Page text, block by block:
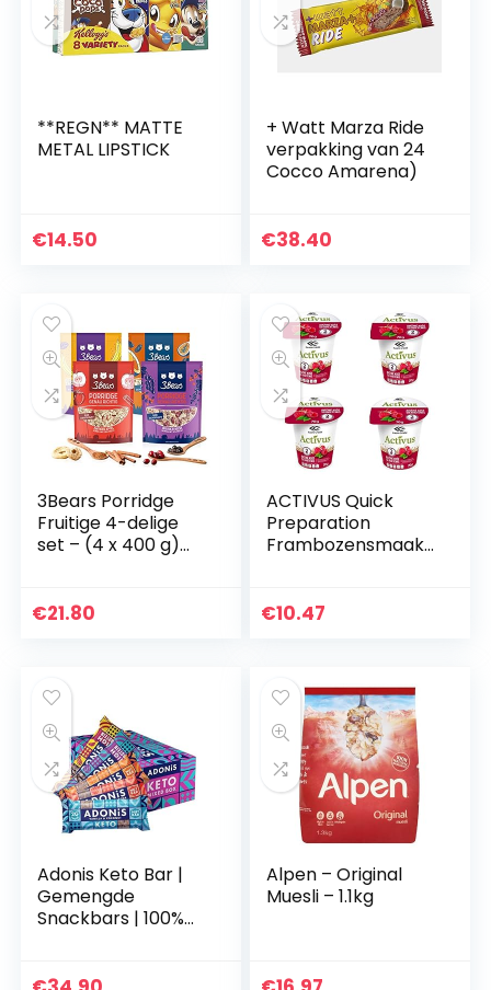
**REGN** MATTE
METAL LIPSTICK
€14.50
+ Watt Marza Ride
verpakking van 24
Cocco Amarena)
€38.40
3Bears Porridge
Fruitige 4-delige
set – (4 x 400 g)
banaan drie
€21.80
ACTIVUS Quick
Preparation
Frambozensmaakp
€10.47
Adonis Keto Bar |
Gemengde
Snackbars | 100%
veganistisch,
Alpen – Original
Muesli – 1.1kg